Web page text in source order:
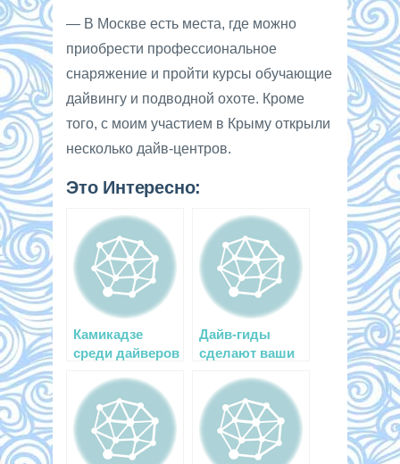
— В Москве есть места, где можно
приобрести профессиональное
снаряжение и пройти курсы обучающие
дайвингу и подводной охоте. Кроме
того, с моим участием в Крыму открыли
несколько дайв-центров.
Это Интересно:
Камикадзе
среди дайверов
Дайв-гиды
сделают ваши
незабываемым
и!